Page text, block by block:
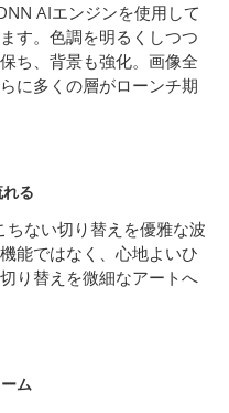
AIエンジンを使用して
す。色調を明るくしつつ
ち、背景も強化。画像全
に多くの層がローンチ期
る
ない切り替えを優雅な波
能ではなく、心地よいひ
り替えを微細なアートへ
ム